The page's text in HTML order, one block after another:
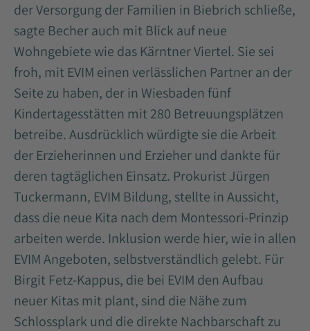
der Versorgung der Familien in Biebrich schließe,
sagte Becher auch mit Blick auf neue
Wohngebiete wie das Kärntner Viertel. Sie sei
froh, mit EVIM einen verlässlichen Partner an der
Seite zu haben, der in Wiesbaden fünf
Kindertagesstätten mit 280 Betreuungsplätzen
betreibe. Ausdrücklich würdigte sie die Arbeit
der Erzieherinnen und Erzieher und dankte für
deren tagtäglichen Einsatz. Prokurist Jürgen
Tuckermann, EVIM Bildung, stellte in Aussicht,
dass die neue Kita nach dem Montessori-Prinzip
arbeiten werde. Inklusion werde hier, wie in allen
EVIM Angeboten, selbstverständlich gelebt. Für
Birgit Fetz-Kappus, die bei EVIM den Aufbau
neuer Kitas mit plant, sind die Nähe zum
Schlossplark und die direkte Nachbarschaft zu